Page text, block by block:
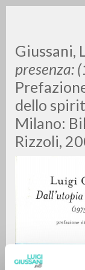
Giussani,
presenza:
dello
Milano:
Rizzoli,